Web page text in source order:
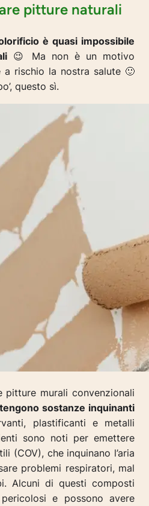
pitture naturali
è quasi impossibile
😉 Ma non è un motivo
rischio la nostra salute 🙂
questo sì.
pitture murali convenzionali
sostanze inquinanti
plastificanti e metalli
sono noti per emettere
(COV), che inquinano l’aria
problemi respiratori, mal
Alcuni di questi composti
e possono avere